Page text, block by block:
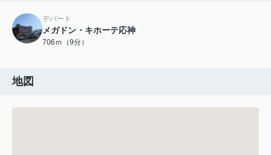
デパート
メガドン・キホーテ応神
706ｍ（9分）
地図